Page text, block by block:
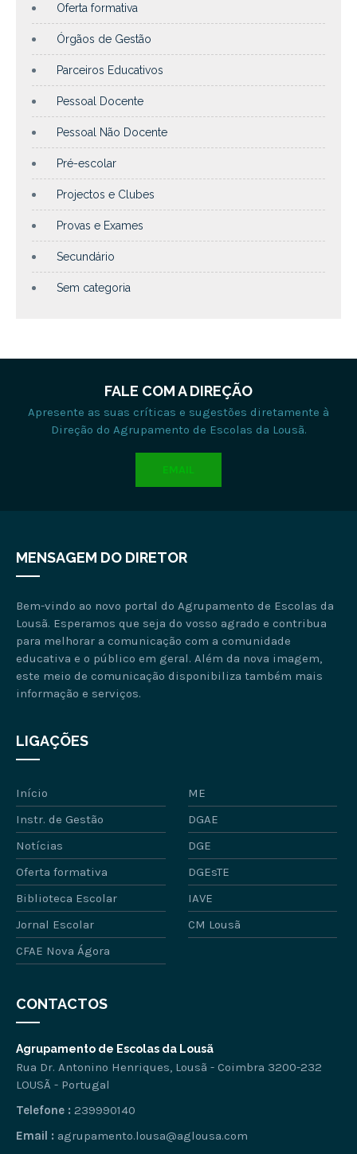
Oferta formativa
Órgãos de Gestão
Parceiros Educativos
Pessoal Docente
Pessoal Não Docente
Pré-escolar
Projectos e Clubes
Provas e Exames
Secundário
Sem categoria
FALE COM A DIREÇÃO
Apresente as suas críticas e sugestões diretamente à
Direção do Agrupamento de Escolas da Lousã.
EMAIL
MENSAGEM DO DIRETOR
Bem-vindo ao novo portal do Agrupamento de Escolas da
Lousã. Esperamos que seja do vosso agrado e contribua
para melhorar a comunicação com a comunidade
educativa e o público em geral. Além da nova imagem,
este meio de comunicação disponibiliza também mais
informação e serviços.
LIGAÇÕES
Início
ME
Instr. de Gestão
DGAE
Notícias
DGE
Oferta formativa
DGEsTE
Biblioteca Escolar
IAVE
Jornal Escolar
CM Lousã
CFAE Nova Ágora
CONTACTOS
Agrupamento de Escolas da Lousã
Rua Dr. Antonino Henriques, Lousã - Coimbra 3200-232
LOUSÃ - Portugal
Telefone : 239990140
Email : agrupamento.lousa@aglousa.com